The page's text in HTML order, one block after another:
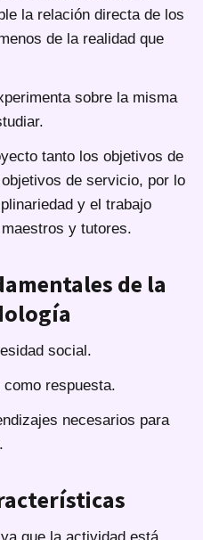
la relación directa de los
de la realidad que
sobre la misma
tanto los objetivos de
de servicio, por lo
y el trabajo
y tutores.
de la
social.
respuesta.
necesarios para